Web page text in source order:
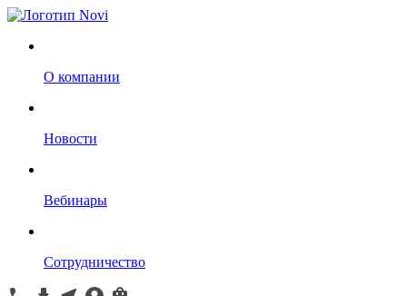
О компании
Новости
Вебинары
Сотрудничество